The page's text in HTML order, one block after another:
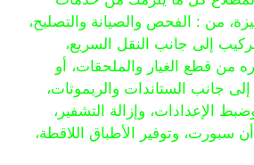
من : الفحص والصيانة والتصليح،
إلى جانب النقل السريع،
من قطع الغيار والملحقات، أو
إلى جانب الستاندات والريموتات،
الإعدادات، وإزالة التشفير،
سبورت، وتوفير الأطباق اللاقطة،